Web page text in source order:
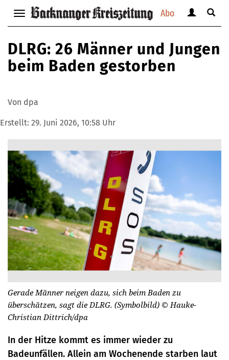
Abo
Navigation
anzeigen
verbergen
anzeigen
verbergen
Suche
DLRG: 26 Männer und Jungen
beim Baden gestorben
Von dpa
Erstellt: 29. Juni 2026, 10:58 Uhr
Gerade Männer neigen dazu, sich beim Baden zu
überschätzen, sagt die DLRG. (Symbolbild) © Hauke-
Christian Dittrich/dpa
In der Hitze kommt es immer wieder zu
Badeunfällen. Allein am Wochenende starben laut